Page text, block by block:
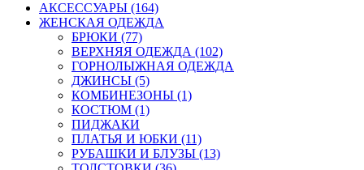
АКСЕССУАРЫ (164)
ЖЕНСКАЯ ОДЕЖДА
БРЮКИ (77)
ВЕРХНЯЯ ОДЕЖДА (102)
ГОРНОЛЫЖНАЯ ОДЕЖДА
ДЖИНСЫ (5)
КОМБИНЕЗОНЫ (1)
КОСТЮМ (1)
ПИДЖАКИ
ПЛАТЬЯ И ЮБКИ (11)
РУБАШКИ И БЛУЗЫ (13)